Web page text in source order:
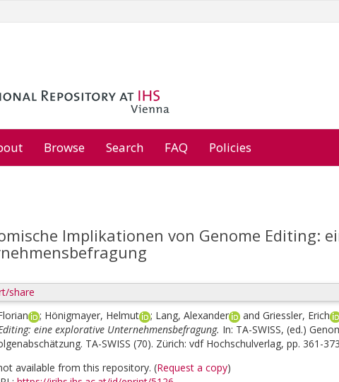
Browse Search FAQ Policies
Implikationen von Genome Editing:
share
; Hönigmayer, Helmut ; Lang, Alexander and Griessler, Erich
eine explorative Unternehmensbefragung. In: TA-SWISS, (ed.)
TA-SWISS (70). Zürich: vdf Hochschulverlag, pp. 361-
available from this repository. (Request a copy)